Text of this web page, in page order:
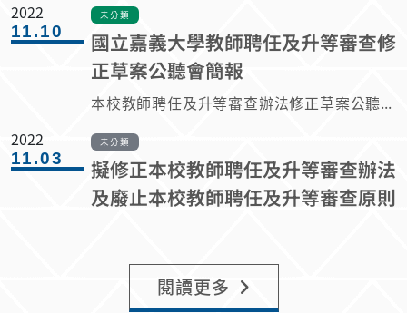
2022
11.10
未分類
國立嘉義大學教師聘任及升等審查修
正草案公聽會簡報
本校教師聘任及升等審查辦法修正草案公聽會1111110ppt.pdf
2022
11.03
未分類
擬修正本校教師聘任及升等審查辦法
及廢止本校教師聘任及升等審查原則
閱讀更多